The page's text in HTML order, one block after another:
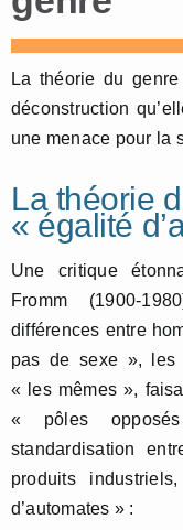
La théorie du
déconstruction
une menace pour la
La théorie
« égalité
Une critique
Fromm (1900-
différences entre
pas de sexe », les
« les mêmes »,
« pôles
standardisation
produits
d’automates » :